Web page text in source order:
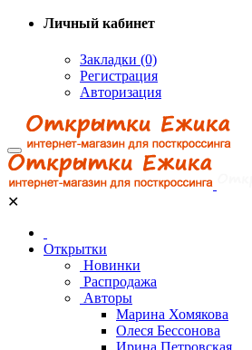
Личный кабинет
Закладки (0)
Регистрация
Авторизация
✕
Открытки
Новинки
Распродажа
Авторы
Марина Хомякова
Олеся Бессонова
Ирина Петровская